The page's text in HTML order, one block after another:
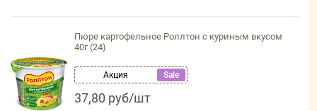
Пюре картофельное Роллтон с куриным вкусом
40г (24)
Акция Sale
37,80 руб/шт